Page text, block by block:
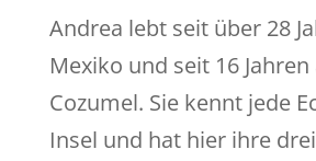
Andrea lebt seit über 28
Mexiko und seit 16
Cozumel. Sie kennt jede
Insel und hat hier ihre